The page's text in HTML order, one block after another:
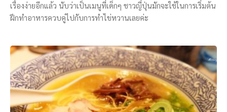
เรื่องง่ายอีกแล้ว นับว่าเป็นเมนูที่เด็กๆ ชาวญี่ปุ่นมักจะใช้ในการเริ่มต้น
ฝึกทำอาหารควบคู่ไปกับการทำไข่หวานเลยค่ะ